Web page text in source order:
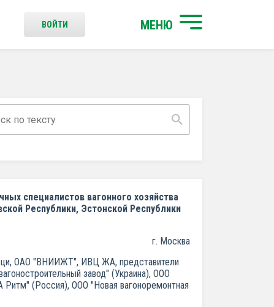
МЕНЮ
ВОЙТИ
специалистов вагонного хозяйства
Республики, Эстонской Республики
г. Москва
ОАО "ВНИИЖТ", ИВЦ ЖА, представители
завод" (Украина), ООО
(Россия), ООО "Новая вагоноремонтная